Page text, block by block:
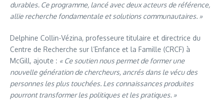
durables. Ce programme, lancé avec deux acteurs de référence,
allie recherche fondamentale et solutions communautaires. »
Delphine Collin-Vézina, professeure titulaire et directrice du
Centre de Recherche sur l’Enfance et la Famille (CRCF) à
McGill, ajoute : « Ce soutien nous permet de former une
nouvelle génération de chercheurs, ancrés dans le vécu des
personnes les plus touchées. Les connaissances produites
pourront transformer les politiques et les pratiques. »